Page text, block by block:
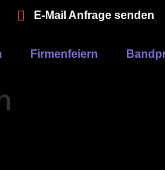
E-Mail Anfrage senden
Firmenfeiern